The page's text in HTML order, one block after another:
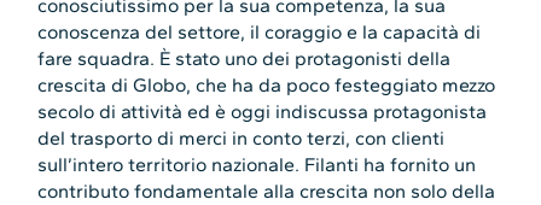
conosciutissimo per la sua competenza, la sua
conoscenza del settore, il coraggio e la capacità di
fare squadra. È stato uno dei protagonisti della
crescita di Globo, che ha da poco festeggiato mezzo
secolo di attività ed è oggi indiscussa protagonista
del trasporto di merci in conto terzi, con clienti
sull’intero territorio nazionale. Filanti ha fornito un
contributo fondamentale alla crescita non solo della